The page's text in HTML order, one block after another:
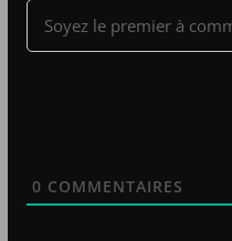
0 COMMENTAIRES